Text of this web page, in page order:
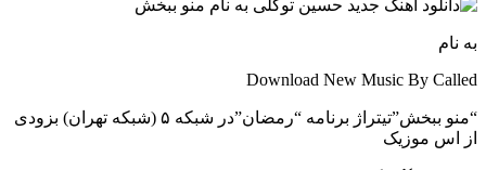
به نام
Download New Music By Called
“منو ببخش”تیتراژ برنامه “رمضان”در شبکه ۵ (شبکه تهران)
بزودی
از اس موزیک